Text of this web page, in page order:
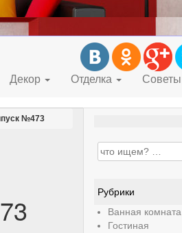
Декор Отделка Советы
№473
Search for:
Рубрики
Ванная комната
Гостиная